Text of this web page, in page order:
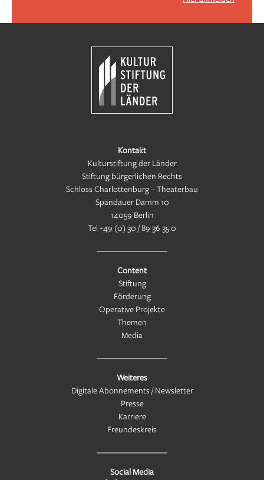
Kontakt
Kulturstiftung der Länder
Stiftung bürgerlichen Rechts
Schloss Charlottenburg – Theaterbau
Spandauer Damm 10
14059 Berlin
Tel+49 (0) 30 / 89 36 35 0
Content
Stiftung
Förderung
Operative Projekte
Themen
Media
Weiteres
Digitale Abonnements / Newsletter
Presse
Karriere
Freundeskreis
Social Media